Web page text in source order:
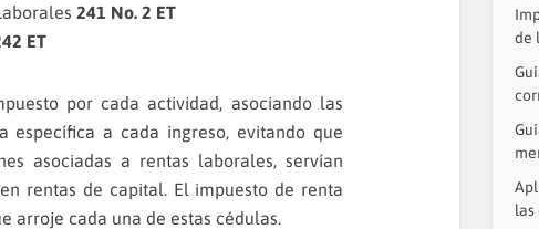
241 No. 2 ET
ET
por cada actividad, asociando las
específica a cada ingreso, evitando que
asociadas a rentas laborales, servían
rentas de capital. El impuesto de renta
arroje cada una de estas cédulas.
de
las